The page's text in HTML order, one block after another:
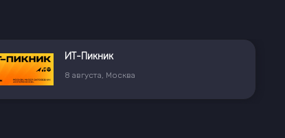
ИТ-Пикник
8 августа Москва